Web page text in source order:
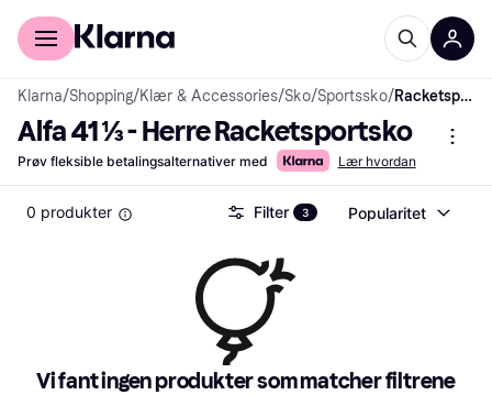
For kunder
Klarna/Shopping/Klær & Accessories/Sko/Sportssko/ Racketsportsko
Alfa 41 ⅓ - Herre Racketsportsko
Prøv fleksible betalingsalternativer med Lær hvordan
0 produkter Filter 3 Popularitet
Vi fant ingen produkter som matcher filtrene